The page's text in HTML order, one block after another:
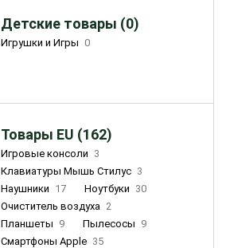
Детские товары (0)
Игрушки и Игры 0
Товары EU (162)
Игровые консоли 3
Клавиатуры Мышь Стилус 3
Наушники 17 Ноутбуки 30
Очиститель воздуха 2
Планшеты 9 Пылесосы 9
Смартфоны Apple 35